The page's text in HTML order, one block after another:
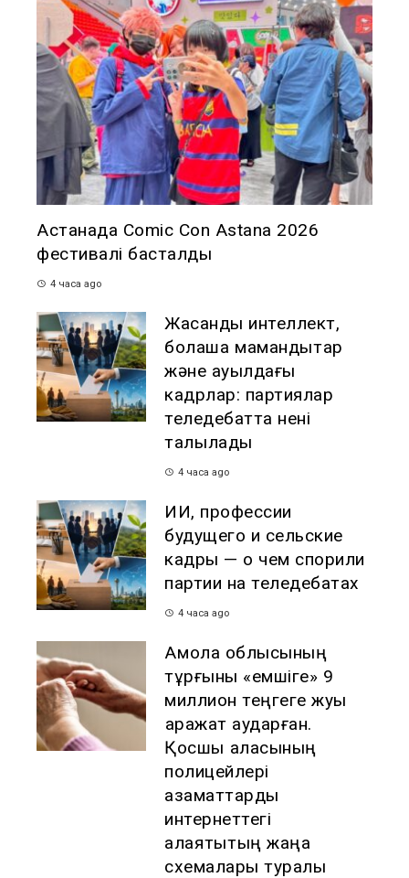
Астанада Comic Con Astana 2026
фестивалі басталды
4 часа ago
Жасанды интеллект,
болашақ мамандықтар
және ауылдағы
кадрлар: партиялар
теледебатта нені
талқылады
4 часа ago
ИИ, профессии
будущего и сельские
кадры — о чем спорили
партии на теледебатах
4 часа ago
Ақмола облысының
тұрғыны «емшіге» 9
миллион теңгеге жуық
қаражат аударған.
Қосшы қаласының
полицейлері
азаматтарды
интернеттегі
алаяқтықтың жаңа
схемалары туралы